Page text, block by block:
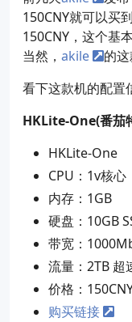
150CNY就可以买
150CNY，这个基
当然， akile
的
看下这款机的配置
HKLite-One(番茄
HKLite-One
CPU：1v核心
内存：1GB
硬盘：10GB
带宽：
流量：2TB 超
价格：
购买链接